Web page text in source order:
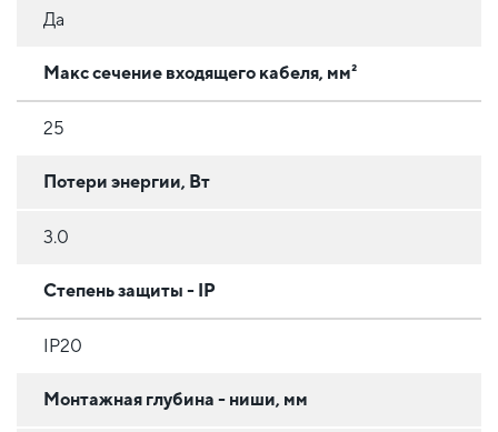
Да
Макс сечение входящего кабеля, мм²
25
Потери энергии, Вт
3.0
Степень защиты - IP
IP20
Монтажная глубина - ниши, мм